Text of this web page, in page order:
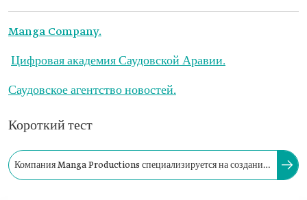
Manga Company.
Цифровая академия Саудовской Аравии.
Саудовское агентство новостей.
Короткий тест
Компания Manga Productions специализируется на создании